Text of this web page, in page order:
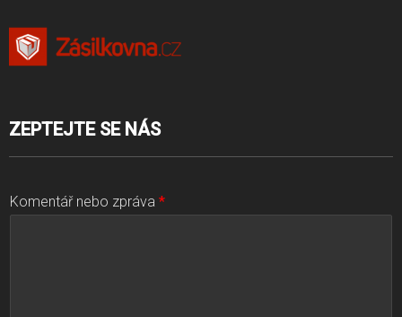
ZEPTEJTE SE NÁS
Komentář nebo zpráva *